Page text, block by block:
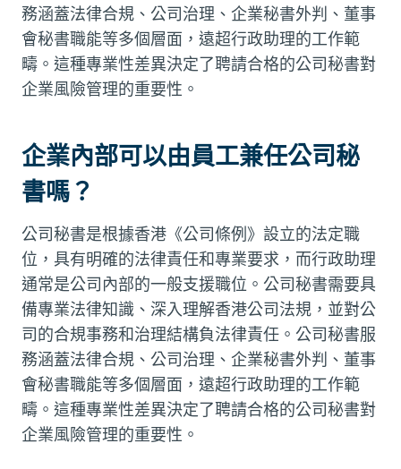
務涵蓋法律合規、公司治理、企業秘書外判、董事
會秘書職能等多個層面，遠超行政助理的工作範
疇。這種專業性差異決定了聘請合格的公司秘書對
企業風險管理的重要性。
企業內部可以由員工兼任公司秘
書嗎？
公司秘書是根據香港《公司條例》設立的法定職
位，具有明確的法律責任和專業要求，而行政助理
通常是公司內部的一般支援職位。公司秘書需要具
備專業法律知識、深入理解香港公司法規，並對公
司的合規事務和治理結構負法律責任。公司秘書服
務涵蓋法律合規、公司治理、企業秘書外判、董事
會秘書職能等多個層面，遠超行政助理的工作範
疇。這種專業性差異決定了聘請合格的公司秘書對
企業風險管理的重要性。